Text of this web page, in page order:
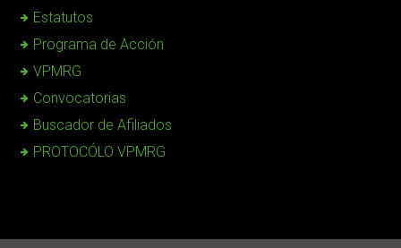
Estatutos
Programa de Acción
VPMRG
Convocatorias
Buscador de Afiliados
PROTOCÓLO VPMRG